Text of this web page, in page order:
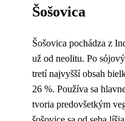
Šošovica
Šošovica pochádza z
už od neolitu. Po
tretí najvyšší obsah
26 %. Používa sa
tvoria predovšetkým